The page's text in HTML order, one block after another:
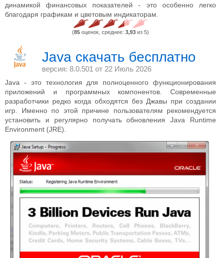
динамикой финансовых показателей - это особенно легко
благодаря графикам и цветовым индикаторам.
(85 оценок, среднее: 3,93 из 5)
Java скачать бесплатно
версия: 8.0.501 от 22 Июль 2026
Java - это технология для полноценного функционирования
приложений и программных компонентов. Современные
разработчики редко когда обходятся без Джавы при создании
игр. Именно по этой причине пользователям рекомендуется
установить и регулярно получать обновления Java Runtime
Environment (JRE).